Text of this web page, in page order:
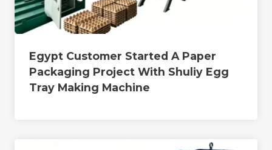
Egypt Customer Started A Paper
Packaging Project With Shuliy Egg
Tray Making Machine